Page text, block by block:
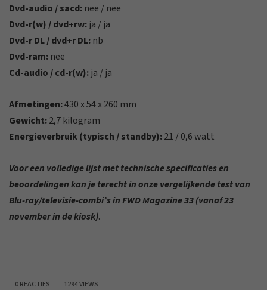
Dvd-audio / sacd: nee / nee
Dvd-r(w) / dvd+rw:ja / ja
Dvd-r DL / dvd+r DL: nb
Dvd-ram: nee
Cd-audio / cd-r(w):ja / ja
Afmetingen:430 x 54 x 260 mm
Gewicht:2,7 kilogram
Energieverbruik (typisch / standby):21 / 0,6 watt
Voor een volledige lijst met technische specificaties en
beoordelingen kan je terecht in onze vergelijkende test van
Blu-ray/televisie-combi’s in FWD Magazine 33 (vanaf 23
november in de kiosk).
0 REACTIES 1294 VIEWS